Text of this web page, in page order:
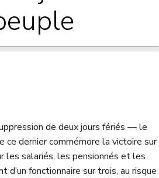
de deux jours fériés — le
dernier commémore la victoire sur
les salariés, les pensionnés et les
fonctionnaire sur trois, au risque